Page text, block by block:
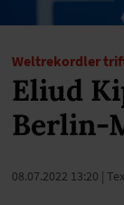
Weltrekordler
Eliud
Berlin-
08.07.2022 13:20 |